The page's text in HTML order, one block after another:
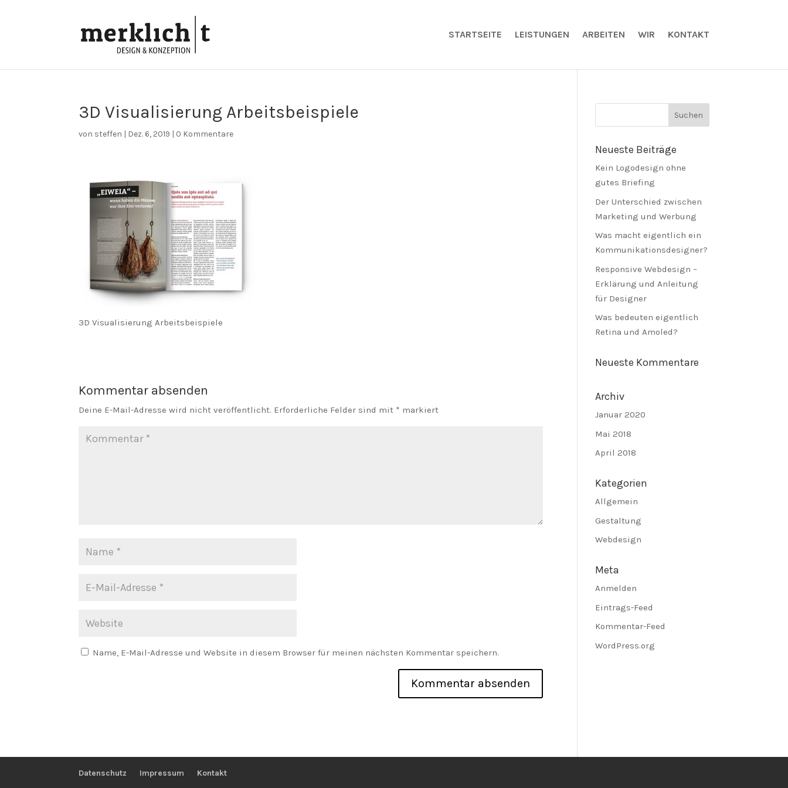
STARTSEITE LEISTUNGEN ARBEITEN WIR KONTAKT
3D Visualisierung Arbeitsbeispiele
von steffen | Dez. 6, 2019 | 0 Kommentare
3D Visualisierung Arbeitsbeispiele
Kommentar absenden
Deine E-Mail-Adresse wird nicht veröffentlicht. Erforderliche Felder sind mit * markiert
Name, E-Mail-Adresse und Website in diesem Browser für meinen nächsten Kommentar speichern.
Neueste Beiträge
Kein Logodesign ohne
gutes Briefing
Der Unterschied zwischen
Marketing und Werbung
Was macht eigentlich ein
Kommunikationsdesigner?
Responsive Webdesign –
Erklärung und Anleitung
für Designer
Was bedeuten eigentlich
Retina und Amoled?
Neueste Kommentare
Archiv
Januar 2020
Mai 2018
April 2018
Kategorien
Allgemein
Gestaltung
Webdesign
Meta
Anmelden
Eintrags-Feed
Kommentar-Feed
WordPress.org
Datenschutz Impressum Kontakt